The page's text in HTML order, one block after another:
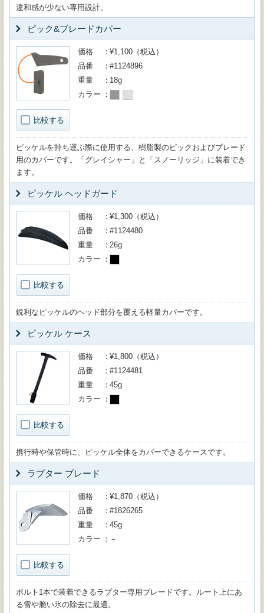
違和感が少ない専用設計。
ピック&ブレードカバー
比較する
価格
¥1,100（税込）
品番
#1124896
重量
18g
カラー
ピッケルを持ち運ぶ際に使用する、樹脂製のピックおよびブレード
用のカバーです。「グレイシャー」と「スノーリッジ」に装着でき
ます。
ピッケル ヘッドガード
比較する
価格
¥1,300（税込）
品番
#1124480
重量
26g
カラー
鋭利なピッケルのヘッド部分を覆える軽量カバーです。
ピッケル ケース
比較する
価格
¥1,800（税込）
品番
#1124481
重量
45g
カラー
携行時や保管時に、ピッケル全体をカバーできるケースです。
ラプター ブレード
比較する
価格
¥1,870（税込）
品番
#1826265
重量
45g
カラー
－
ボルト1本で装着できるラプター専用ブレードです。ルート上にあ
る雪や脆い氷の除去に最適。